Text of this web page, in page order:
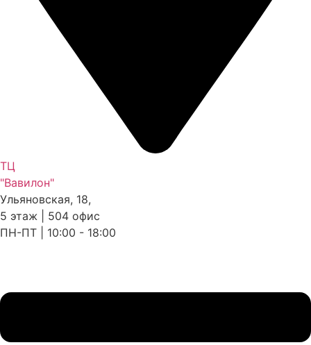
ТЦ
"Вавилон"
Ульяновская, 18,
5 этаж | 504 офис
ПН-ПТ | 10:00 - 18:00